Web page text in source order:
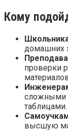
Кому
домашних
проверки
сложными
таблицами.
высшую